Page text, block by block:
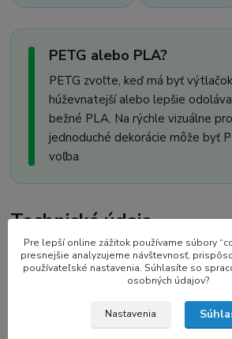
PETG alebo PLA?
PETG zvoľte, keď má byť
húževnatejší alebo lepšie
bežné PLA. Na rýchle vizuálne
jednoduché dekorácie môže byť
voľba.
Technické údaje
Odporúčané hodnoty výrobcu sú
podľa tlačiarne a modelu.
PET-G
Pre lepší online zážitok používame súbory
presnejšie analyzujeme návštevnosť,
používateľské nastavenia. Súhlasíte so
osobných údajov?
Nastavenia